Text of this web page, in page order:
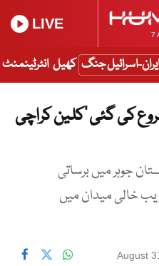
7
LIVE
ایران-اسرائیل جنگ کھیل انٹرٹینمنٹ
کی گئی ’کلین کراچی
جوہر میں برساتی
خالی میدان میں
August